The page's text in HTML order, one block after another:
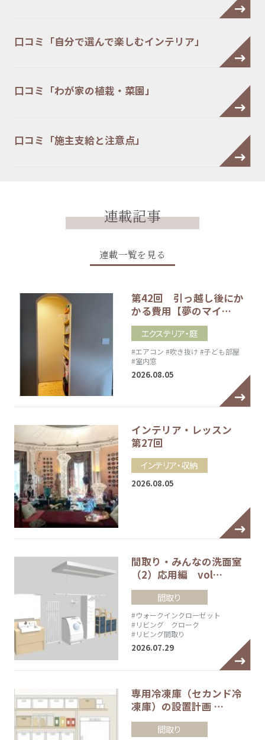
口コミ「自分で選んで楽しむインテリア」
口コミ「わが家の植栽・菜園」
口コミ「施主支給と注意点」
連載記事
連載一覧を見る
第42回 引っ越し後にか
かる費用【夢のマイ…
エクステリア・庭
#エアコン #吹き抜け #子ども部屋
#室内窓
2026.08.05
インテリア・レッスン
第27回
インテリア・収納
2026.08.05
間取り・みんなの洗面室
（2）応用編 vol…
間取り
#ウォークインクローゼット
#リビング クローク
#リビング間取り
2026.07.29
専用冷凍庫（セカンド冷
凍庫）の設置計画 …
間取り